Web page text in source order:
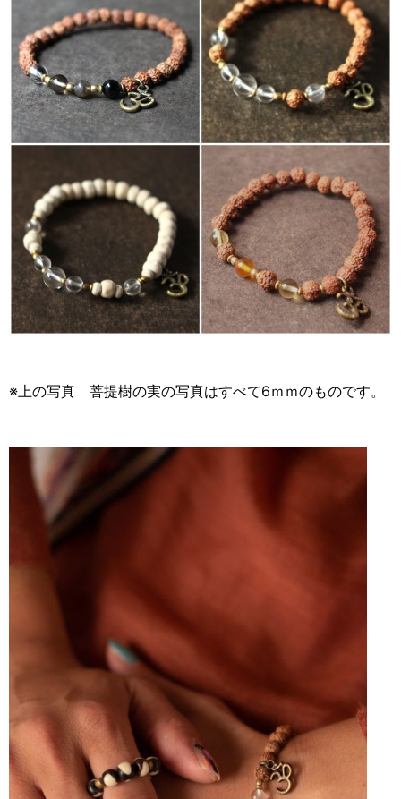
※上の写真 菩提樹の実の写真はすべて6ｍｍのものです。